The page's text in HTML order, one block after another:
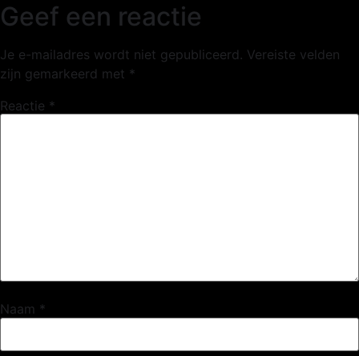
Geef een reactie
Je e-mailadres wordt niet gepubliceerd. Vereiste velden
zijn gemarkeerd met *
Reactie *
Naam *